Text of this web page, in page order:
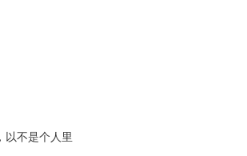
以不是个人里